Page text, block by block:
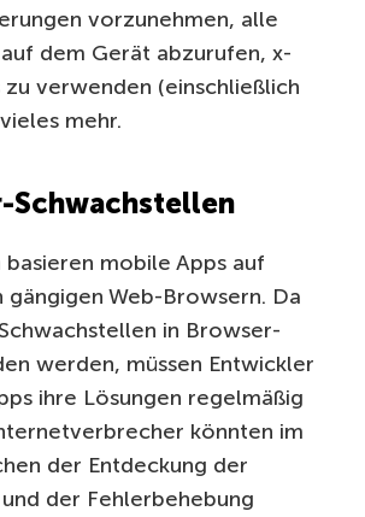
vorzunehmen, alle
dem Gerät abzurufen, x-
verwenden (einschließlich
mehr.
Schwachstellen
basieren mobile Apps auf
gängigen Web-Browsern. Da
in Browser-
werden, müssen Entwickler
ihre Lösungen regelmäßig
könnten im
der Entdeckung der
der Fehlerbehebung